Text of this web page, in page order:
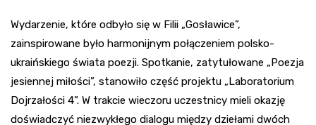
Wydarzenie, które odbyło się w Filii „Gosławice”,
zainspirowane było harmonijnym połączeniem polsko-
ukraińskiego świata poezji. Spotkanie, zatytułowane „Poezja
jesiennej miłości”, stanowiło część projektu „Laboratorium
Dojrzałości 4”. W trakcie wieczoru uczestnicy mieli okazję
doświadczyć niezwykłego dialogu między dziełami dwóch